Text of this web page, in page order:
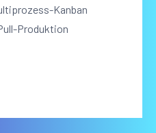
Kanban
Produktion